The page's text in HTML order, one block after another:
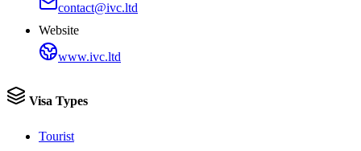
contact@ivc.ltd
Website
www.ivc.ltd
Visa Types
Tourist